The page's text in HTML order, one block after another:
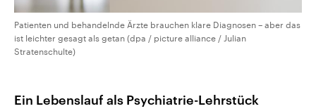
Patienten und behandelnde Ärzte brauchen klare Diagnosen – aber das
ist leichter gesagt als getan (dpa / picture alliance / Julian
Stratenschulte)
Ein Lebenslauf als Psychiatrie-Lehrstück